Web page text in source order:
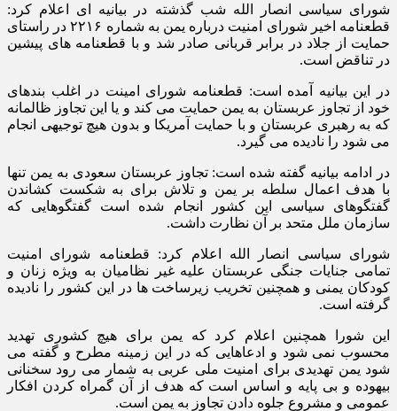
شورای سیاسی انصار الله شب گذشته در بیانیه ای اعلام کرد:
قطعنامه اخیر شورای امنیت درباره یمن به شماره ۲۲۱۶ در راستای
حمایت از جلاد در برابر قربانی صادر شد و با قطعنامه های پیشین
در تناقض است.
در این بیانیه آمده است: قطعنامه شورای امینت در اغلب بندهای
خود از تجاوز عربستان به یمن حمایت می کند و یا این تجاوز ظالمانه
که به رهبری عربستان و با حمایت آمریکا و بدون هیچ توجیهی انجام
می شود را نادیده می گیرد.
در ادامه بیانیه گفته شده است: تجاوز عربستان سعودی به یمن تنها
با هدف اعمال سلطه بر یمن و تلاش برای به شکست کشاندن
گفتگوهای سیاسی این کشور انجام شده است گفتگوهایی که
سازمان ملل متحد بر آن نظارت داشت.
شورای سیاسی انصار الله اعلام کرد: قطعنامه شورای امنیت
تمامی جنایات جنگی عربستان علیه غیر نظامیان به ویژه زنان و
کودکان یمنی و همچنین تخریب زیرساخت ها در این کشور را نادیده
گرفته است.
این شورا همچنین اعلام کرد که یمن برای هیچ کشوری تهدید
محسوب نمی شود و ادعاهایی که در این زمینه مطرح و گفته می
شود یمن تهدیدی برای امنیت ملی عربی به شمار می رود سخنانی
بیهوده و بی پایه و اساس است که هدف از آن گمراه کردن افکار
عمومی و مشروع جلوه دادن تجاوز به یمن است.